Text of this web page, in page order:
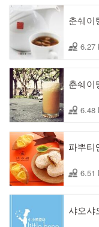
춘쉐이
6.27
춘쉐이
6.48
파뿌티
6.51
샤오샤